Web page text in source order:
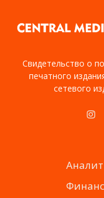
Свидетельство о
печатного
сетевого